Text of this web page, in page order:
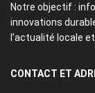
Notre objectif :
innovations
l’actualité locale
CONTACT ET